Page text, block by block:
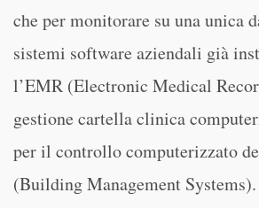
che per monitorare su una unica
sistemi software aziendali già
l’EMR (Electronic Medical
gestione cartella clinica
per il controllo computerizzato
(Building Management Systems).